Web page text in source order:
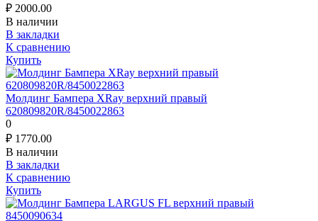
₽ 2000.00
В наличии
В закладки
К сравнению
Купить
Молдинг Бампера XRay верхний правый
620809820R/8450022863
0
₽ 1770.00
В наличии
В закладки
К сравнению
Купить